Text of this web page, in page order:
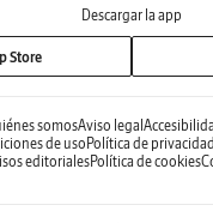
Descargar la app
Store
somosAviso legal
de usoPolítica de privacidad
editorialesPolítica de cookies